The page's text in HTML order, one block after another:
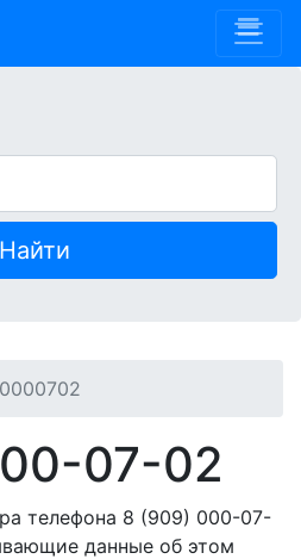
Найти
07-02
телефона 8 (909) 000-07-
данные об этом